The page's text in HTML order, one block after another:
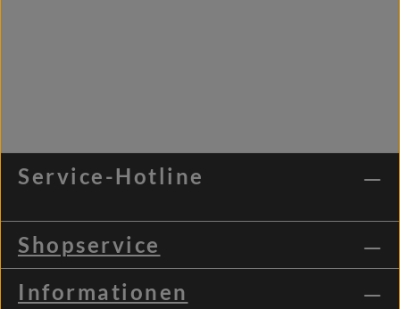
Service-Hotline
Shopservice
Informationen